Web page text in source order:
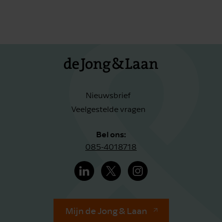
Nieuwsbrief
Veelgestelde vragen
Bel ons:
085-4018718
Mijn de Jong & Laan